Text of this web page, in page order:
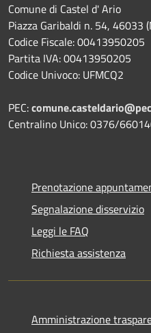
Comune di Castel d' Ario
Piazza Garibaldi n. 54, 46033
Codice Fiscale: 00413950205
Partita IVA: 00413950205
Codice Univoco: UFMCQ2
PEC:
Centralino Unico: 0376/
Prenotazione
Segnalazione disservizio
Leggi le FAQ
Richiesta assistenza
Amministrazione